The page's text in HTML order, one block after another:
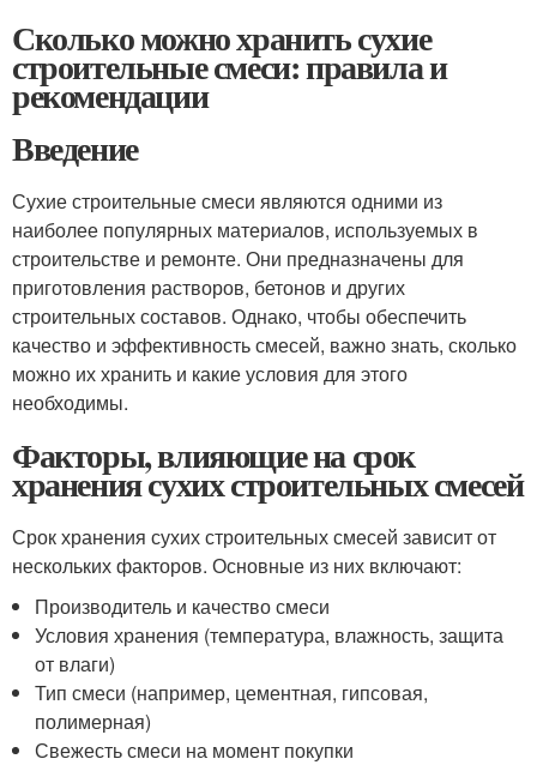
Сколько можно хранить сухие
строительные смеси: правила и
рекомендации
Введение
Сухие строительные смеси являются одними из
наиболее популярных материалов, используемых в
строительстве и ремонте. Они предназначены для
приготовления растворов, бетонов и других
строительных составов. Однако, чтобы обеспечить
качество и эффективность смесей, важно знать, сколько
можно их хранить и какие условия для этого
необходимы.
Факторы, влияющие на срок
хранения сухих строительных смесей
Срок хранения сухих строительных смесей зависит от
нескольких факторов. Основные из них включают:
Производитель и качество смеси
Условия хранения (температура, влажность, защита
от влаги)
Тип смеси (например, цементная, гипсовая,
полимерная)
Свежесть смеси на момент покупки